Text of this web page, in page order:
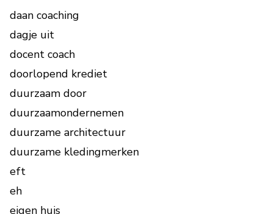
daan coaching
dagje uit
docent coach
doorlopend krediet
duurzaam door
duurzaamondernemen
duurzame architectuur
duurzame kledingmerken
eft
eh
eigen huis